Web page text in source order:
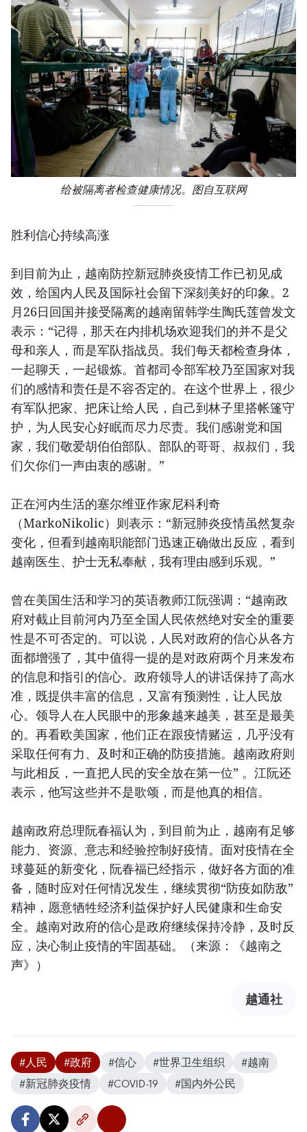
给被隔离者检查健康情况。图自互联网
胜利信心持续高涨
到目前为止，越南防控新冠肺炎疫情工作已初见成
效，给国内人民及国际社会留下深刻美好的印象。2
月26日回国并接受隔离的越南留韩学生陶氏莲曾发文
表示：“记得，那天在内排机场欢迎我们的并不是父
母和亲人，而是军队指战员。我们每天都检查身体，
一起聊天，一起锻炼。首都司令部军校乃至国家对我
们的感情和责任是不容否定的。在这个世界上，很少
有军队把家、把床让给人民，自己到林子里搭帐篷守
护，为人民安心好眠而尽力尽责。我们感谢党和国
家，我们敬爱胡伯伯部队。部队的哥哥、叔叔们，我
们欠你们一声由衷的感谢。”
正在河内生活的塞尔维亚作家尼科利奇
（MarkoNikolic）则表示：“新冠肺炎疫情虽然复杂
变化，但看到越南职能部门迅速正确做出反应，看到
越南医生、护士无私奉献，我有理由感到乐观。”
曾在美国生活和学习的英语教师江阮强调：“越南政
府对截止目前河内乃至全国人民依然绝对安全的重要
性是不可否定的。可以说，人民对政府的信心从各方
面都增强了，其中值得一提的是对政府两个月来发布
的信息和指引的信心。政府领导人的讲话保持了高水
准，既提供丰富的信息，又富有预测性，让人民放
心。领导人在人民眼中的形象越来越美，甚至是最美
的。再看欧美国家，他们正在跟疫情赌运，几乎没有
采取任何有力、及时和正确的防疫措施。越南政府则
与此相反，一直把人民的安全放在第一位” 。江阮还
表示，他写这些并不是歌颂，而是他真的相信。
越南政府总理阮春福认为，到目前为止，越南有足够
能力、资源、意志和经验控制好疫情。面对疫情在全
球蔓延的新变化，阮春福已经指示，做好各方面的准
备，随时应对任何情况发生，继续贯彻“防疫如防敌”
精神，愿意牺牲经济利益保护好人民健康和生命安
全。越南对政府的信心是政府继续保持冷静，及时反
应，决心制止疫情的牢固基础。（来源：《越南之
声》）
越通社
#人民 #政府 #信心 #世界卫生组织
#越南
#新冠肺炎疫情
#COVID-19 #国内外公民